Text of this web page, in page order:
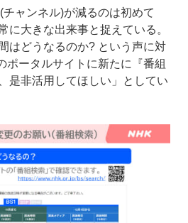
チャンネル)が減るのは初めて
に大きな出来事と捉えている。
はどうなるのか? という声に対
ポータルサイトに新たに『番組
是非活用してほしい」としてい